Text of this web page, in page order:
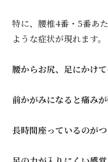
特に、腰椎4番・5番あ
ような症状が現れます。
腰からお尻、足にかけ
前かがみになると痛み
長時間座っているのが